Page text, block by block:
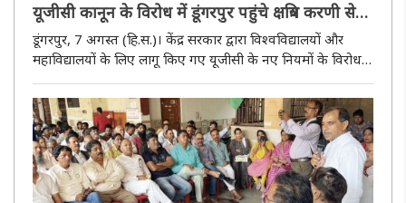
यूजीसी कानून के विरोध में डूंगरपुर पहुंचे क्षत्रिय करणी सेना
के राष्ट्रीय अध्यक्ष
डूंगरपुर, 7 अगस्त (हि.स.)। केंद्र सरकार द्वारा विश्वविद्यालयों और
महाविद्यालयों के लिए लागू किए गए यूजीसी के नए नियमों के विरोध में
23 अगस्त को दिल्ली के जंतर-मंतर पर ''सवर्ण आक्रोश महापंचायत''
आयोजित की जाएगी। यह जानकारी क्षत्रिय करणी सेना और अख..